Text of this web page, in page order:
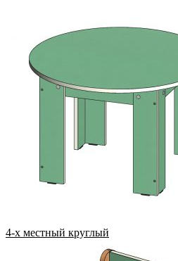
4-х местный круглый